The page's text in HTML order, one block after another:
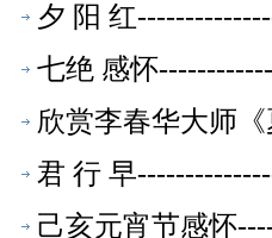
夕 阳 红
七绝 感怀
欣赏李春华大师
君 行 早
己亥元宵节感怀